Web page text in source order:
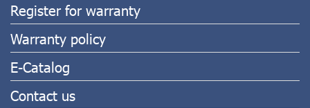
Register for warranty
Warranty policy
E-Catalog
Contact us